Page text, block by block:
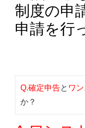
制度の申
申請を行
Q.確定申告と ワ
か？